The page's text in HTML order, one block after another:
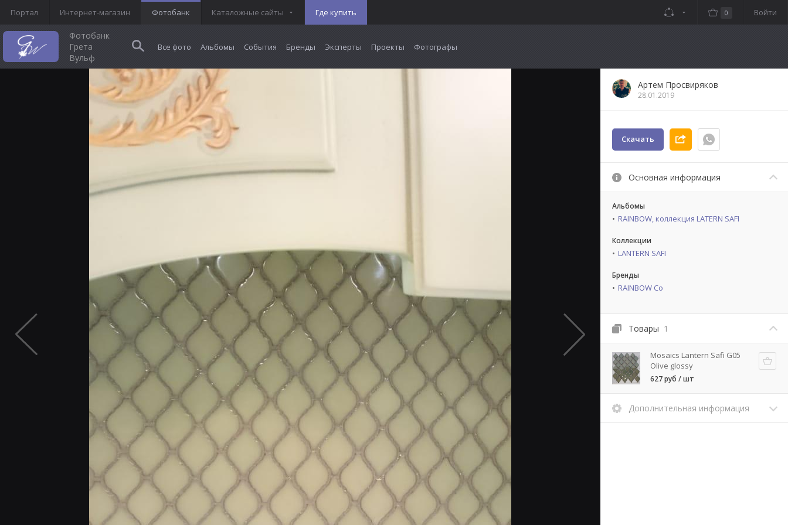
Портал Интернет-магазин Фотобанк Каталожные сайты Где купить Войти
0
Фотобанк
Грета
Вульф
Все фото Альбомы События Бренды Эксперты Проекты Фотографы
Артем Просвиряков
28.01.2019
Скачать
Основная информация
Альбомы
RAINBOW, коллекция LATERN SAFI
Коллекции
LANTERN SAFI
Бренды
RAINBOW Co
Товары 1
Mosaics Lantern Safi G05
Olive glossy
627 руб / шт
Дополнительная информация